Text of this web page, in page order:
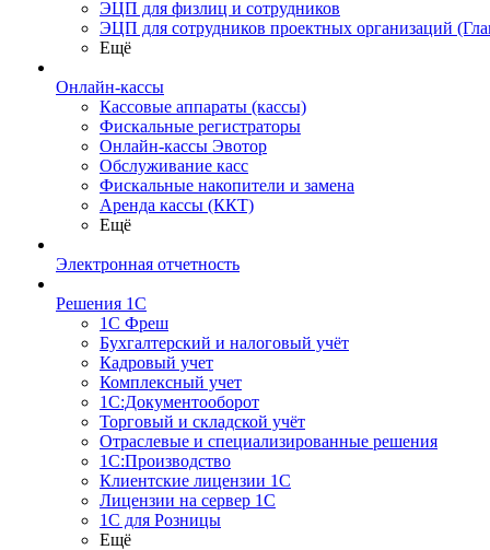
ЭЦП для физлиц и сотрудников
ЭЦП для сотрудников проектных организаций
Ещё
Онлайн-кассы
Кассовые аппараты (кассы)
Фискальные регистраторы
Онлайн-кассы Эвотор
Обслуживание касс
Фискальные накопители и замена
Аренда кассы (ККТ)
Ещё
Электронная отчетность
Решения 1С
1С Фреш
Бухгалтерский и налоговый учёт
Кадровый учет
Комплексный учет
1С:Документооборот
Торговый и складской учёт
Отраслевые и специализированные решения
1С:Производство
Клиентские лицензии 1С
Лицензии на сервер 1С
1С для Розницы
Ещё